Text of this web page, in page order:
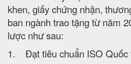
khen, giấy chứng nhận,
ban ngành trao tặng từ năm
lược như sau:
1. Đạt tiêu chuẩn ISO Quốc